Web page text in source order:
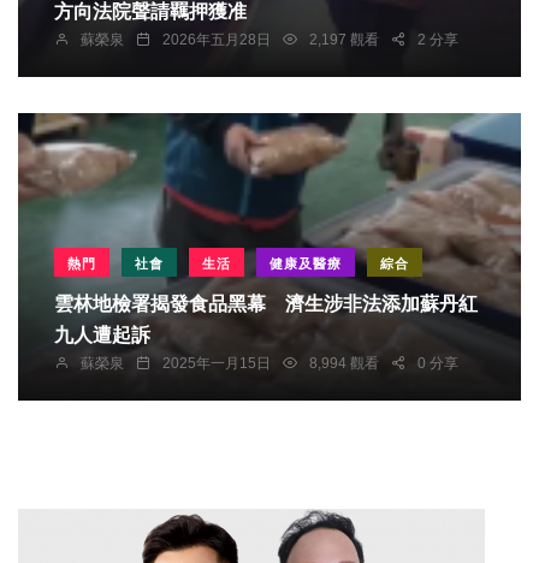
方向法院聲請羈押獲准
蘇榮泉 2026年五月28日 2,197 觀看 2 分享
熱門 社會 生活 健康及醫療 綜合
雲林地檢署揭發食品黑幕 濟生涉非法添加蘇丹紅
九人遭起訴
蘇榮泉 2025年一月15日 8,994 觀看 0 分享